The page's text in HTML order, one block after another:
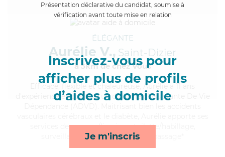
Présentation déclarative du candidat, soumise à
vérification avant toute mise en relation
Inscrivez-vous pour
afficher plus de profils
d’aides à domicile
Je m'inscris
ÉLÉGANTE
Aurélie V., Saint-Dizier
à 5km de chez Vous
, flexible et chaleureuse, Aurélie a 11 ans
d'expérience et possède un diplôme d'Assistante De Vie
services de courses/livraison, toilette/habillage,
surveillance de nuit et lessive/repassage*